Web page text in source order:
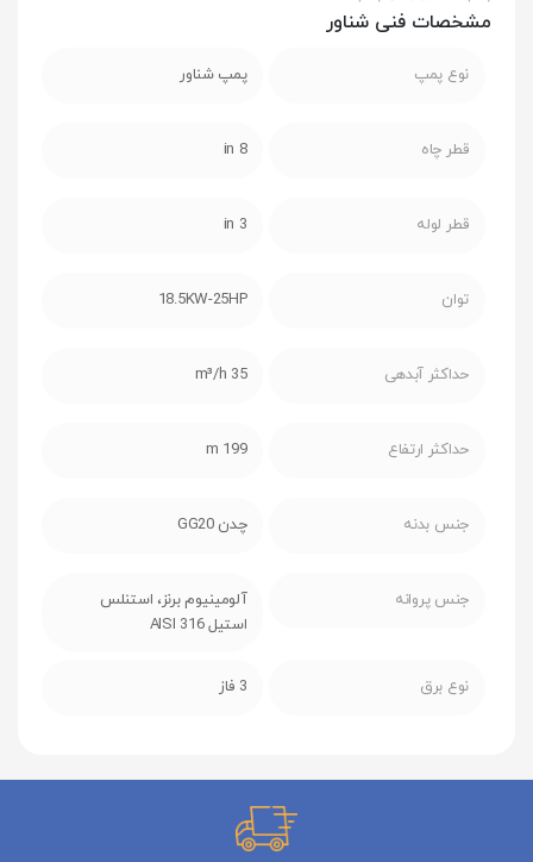
مشخصات فنی شناور
نوع پمپ پمپ شناور
قطر چاه 8 in
قطر لوله 3 in
توان 18.5KW-25HP
حداکثر آبدهی 35 m³/h
حداکثر ارتفاع 199 m
جنس بدنه چدن GG20
جنس پروانه
آلومینیوم برنز، استنلس
استیل AISI 316
نوع برق 3 فاز